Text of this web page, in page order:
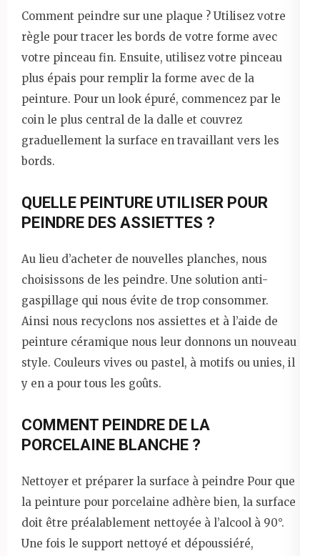
Comment peindre sur une plaque ? Utilisez votre
règle pour tracer les bords de votre forme avec
votre pinceau fin. Ensuite, utilisez votre pinceau
plus épais pour remplir la forme avec de la
peinture. Pour un look épuré, commencez par le
coin le plus central de la dalle et couvrez
graduellement la surface en travaillant vers les
bords.
QUELLE PEINTURE UTILISER POUR
PEINDRE DES ASSIETTES ?
Au lieu d’acheter de nouvelles planches, nous
choisissons de les peindre. Une solution anti-
gaspillage qui nous évite de trop consommer.
Ainsi nous recyclons nos assiettes et à l’aide de
peinture céramique nous leur donnons un nouveau
style. Couleurs vives ou pastel, à motifs ou unies, il
y en a pour tous les goûts.
COMMENT PEINDRE DE LA
PORCELAINE BLANCHE ?
Nettoyer et préparer la surface à peindre Pour que
la peinture pour porcelaine adhère bien, la surface
doit être préalablement nettoyée à l’alcool à 90°.
Une fois le support nettoyé et dépoussiéré,